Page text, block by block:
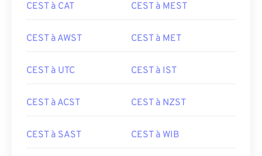
CEST à CAT CEST à MEST
CEST à AWST CEST à MET
CEST à UTC CEST à IST
CEST à ACST CEST à NZST
CEST à SAST CEST à WIB